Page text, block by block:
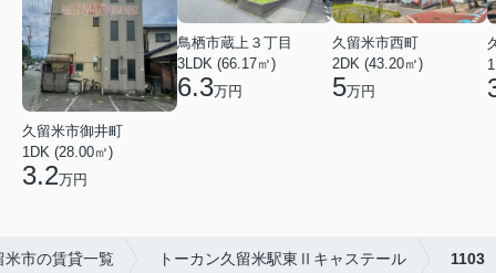
久留米市御井町
1DK (28.00㎡)
3.2万円
鳥栖市蔵上３丁目
3LDK (66.17㎡)
6.3万円
久留米市西町
2DK (43.20㎡)
5万円
米市の賃貸一覧 トーカン久留米駅東Ⅱキャステール 1103